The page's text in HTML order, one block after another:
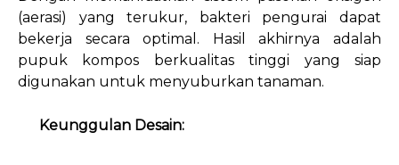
(aerasi) yang terukur, bakteri pengurai dapat
bekerja secara optimal. Hasil akhirnya adalah
pupuk kompos berkualitas tinggi yang siap
digunakan untuk menyuburkan tanaman.
Keunggulan Desain: